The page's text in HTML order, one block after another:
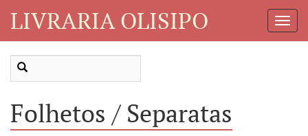
LIVRARIA OLISIPO
Folhetos / Separatas